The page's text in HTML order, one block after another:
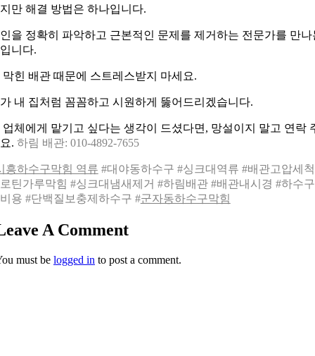
만 해결 방법은 하나입니다.
을 정확히 파악하고 근본적인 문제를 제거하는 전문가를 만나
니다.
막힌 배관 때문에 스트레스받지 마세요.
내 집처럼 꼼꼼하고 시원하게 뚫어드리겠습니다.
업체에게 맡기고 싶다는 생각이 드셨다면, 망설이지 말고 연락
. 하림 배관: 010-4892-7655
흥하수구막힘 역류 #대야동하수구 #싱크대역류 #배관고압세
틴가루막힘 #싱크대냄새제거 #하림배관 #배관내시경 #하수
용 #단백질보충제하수구 #군자동하수구막힘
A Comment
must be logged in to post a comment.